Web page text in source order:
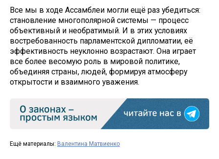
Все мы в ходе Ассамблеи могли ещё раз убедиться:
становление многополярной системы — процесс
объективный и необратимый. И в этих условиях
востребованность парламентской дипломатии, её
эффективность неуклонно возрастают. Она играет
все более весомую роль в мировой политике,
объединяя страны, людей, формируя атмосферу
открытости и взаимного уважения.
Ещё материалы: Валентина Матвиенко